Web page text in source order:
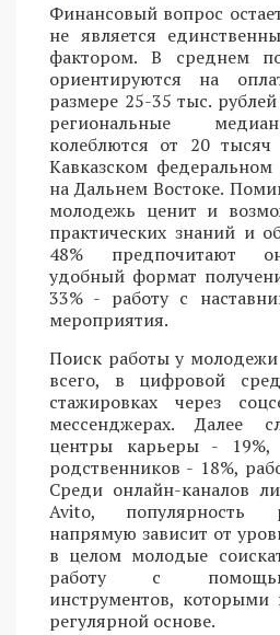
Финансовый вопрос
не является
фактором. В среднем
ориентируются на
размере 25-35 тыс.
региональные
колеблются от 20
Кавказском
на Дальнем Востоке.
молодежь ценит и
практических знаний и
48% предпочитают
удобный формат
33% - работу с
мероприятия.
Поиск работы у
всего, в цифровой
стажировках через
мессенджерах. Далее
центры карьеры -
родственников - 18%,
Среди онлайн-каналов
Avito, популярность
напрямую зависит от
в целом молодые
работу с
инструментов, которыми
регулярной основе.